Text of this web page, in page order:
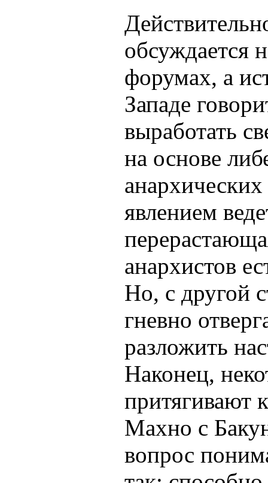
обсуждается
форумах, а
Западе
выработать
на основе
явлением
анархистов
Но, с другой
гневно
разложить
Наконец,
притягивают
Махно с
вопрос